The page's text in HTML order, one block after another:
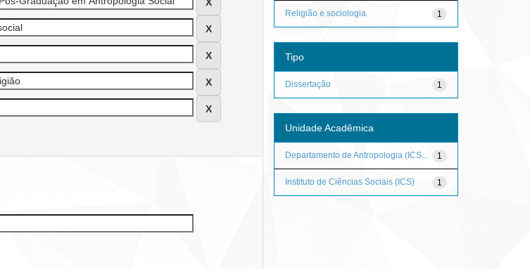
1
Religião e sociologia
Tipo
1
Dissertação
Unidade Acadêmica
1
Departamento de Antropologia (ICS...
1
Instituto de Ciências Sociais (ICS)